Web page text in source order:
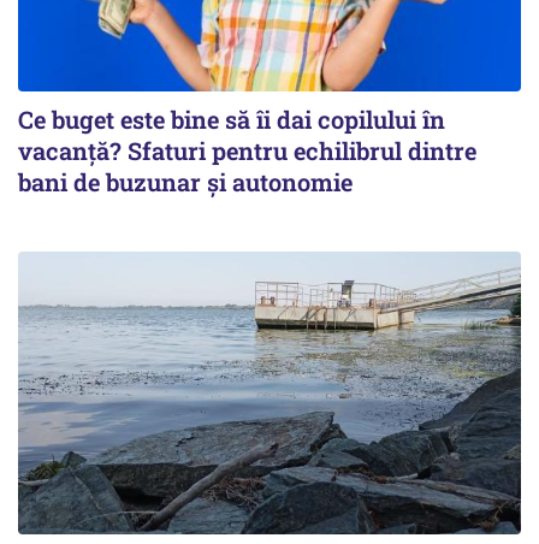
Ce buget este bine să îi dai copilului în
vacanță? Sfaturi pentru echilibrul dintre
bani de buzunar și autonomie